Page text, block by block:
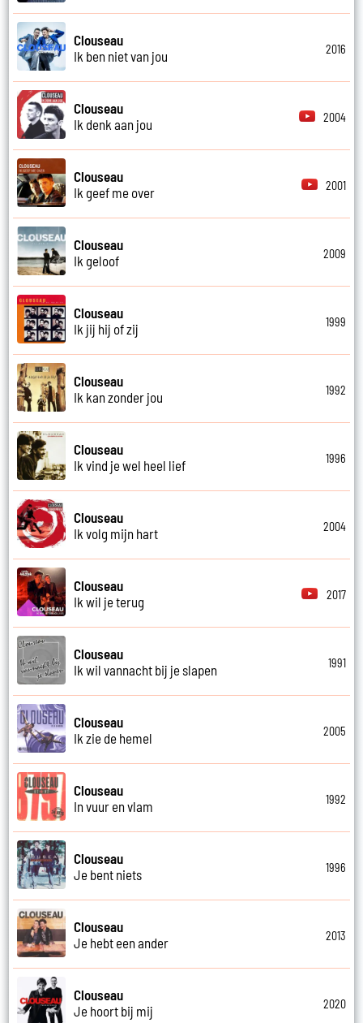
Clouseau
Ik ben niet van jou
2016
Clouseau
Ik denk aan jou
2004
Clouseau
Ik geef me over
2001
Clouseau
Ik geloof
2009
Clouseau
Ik jij hij of zij
1999
Clouseau
Ik kan zonder jou
1992
Clouseau
Ik vind je wel heel lief
1996
Clouseau
Ik volg mijn hart
2004
Clouseau
Ik wil je terug
2017
Clouseau
Ik wil vannacht bij je slapen
1991
Clouseau
Ik zie de hemel
2005
Clouseau
In vuur en vlam
1992
Clouseau
Je bent niets
1996
Clouseau
Je hebt een ander
2013
Clouseau
Je hoort bij mij
2020